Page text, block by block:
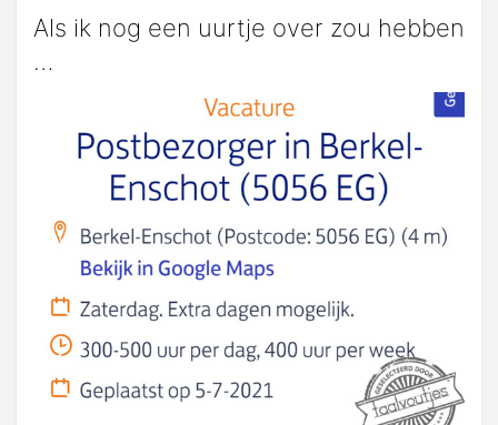
Als ik nog een uurtje over zou hebben
…